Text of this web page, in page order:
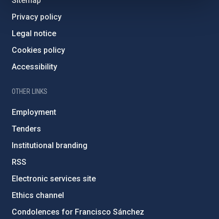
Privacy policy
Legal notice
Cookies policy
Accessibility
OTHER LINKS
Employment
Tenders
Institutional branding
RSS
Electronic services site
Ethics channel
Condolences for Francisco Sánchez